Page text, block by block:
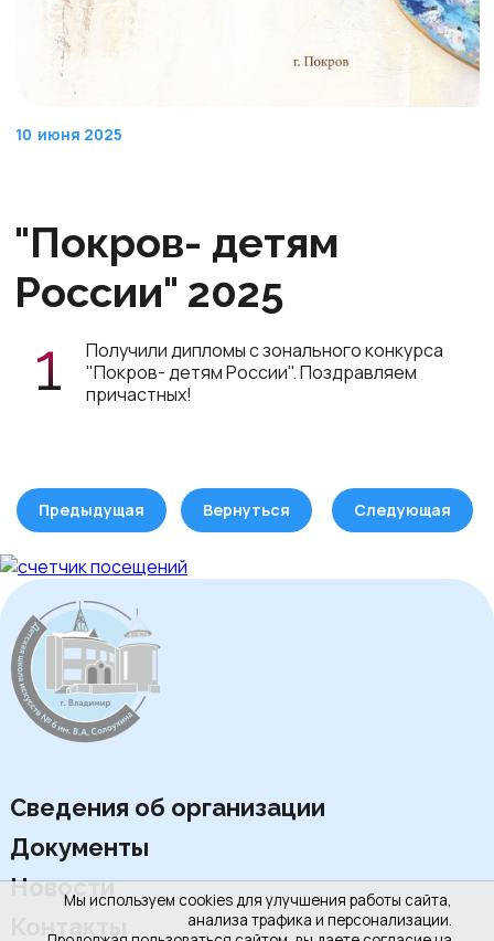
Мы используем cookies для улучшения работы сайта,
анализа трафика и персонализации.
10 июня 2025
"Покров- детям
России" 2025
Получили дипломы с зонального конкурса
"Покров- детям России". Поздравляем
причастных!
Предыдущая Вернуться Следующая
Сведения об организации
Документы
Новости